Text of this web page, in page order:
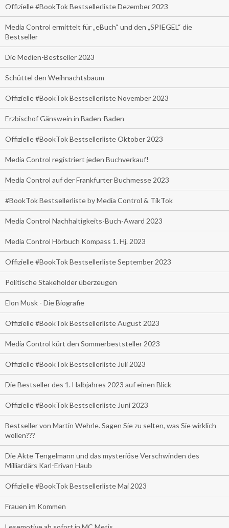
Offizielle #BookTok Bestsellerliste Dezember 2023
Media Control ermittelt für „eBuch“ und den „SPIEGEL“ die
Bestseller
Die Medien-Bestseller 2023
Schüttel den Weihnachtsbaum
Offizielle #BookTok Bestsellerliste November 2023
Erzbischof Gänswein in Baden-Baden
Offizielle #BookTok Bestsellerliste Oktober 2023
Media Control registriert jeden Buchverkauf!
Media Control auf der Frankfurter Buchmesse 2023
#BookTok Bestsellerliste by Media Control & TikTok
Media Control Nachhaltigkeits-Buch-Award 2023
Media Control Hörbuch Kompass 1. Hj. 2023
Offizielle #BookTok Bestsellerliste September 2023
Politische Stakeholder überzeugen
Elon Musk - Die Biografie
Offizielle #BookTok Bestsellerliste August 2023
Media Control kürt den Sommerbeststeller 2023
Offizielle #BookTok Bestsellerliste Juli 2023
Die Bestseller des 1. Halbjahres 2023 auf einen Blick
Offizielle #BookTok Bestsellerliste Juni 2023
Bestseller von Martin Wehrle. Sagen Sie zu selten, was Sie wirklich
wollen???
Die Akte Tengelmann und das mysteriöse Verschwinden des
Milliardärs Karl-Erivan Haub
Offizielle #BookTok Bestsellerliste Mai 2023
Frauen im Kommen